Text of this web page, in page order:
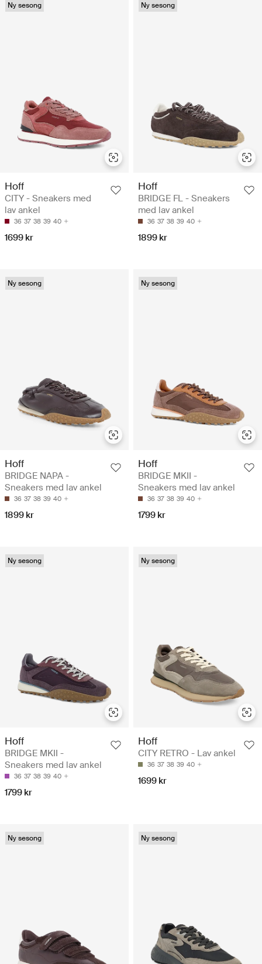
Ny sesong
Hoff
CITY - Sneakers med
lav ankel
36 37 38 39 40
1699 kr
Ny sesong
Hoff
BRIDGE FL - Sneakers
med lav ankel
36 37 38 39 40
1899 kr
Ny sesong
Hoff
BRIDGE NAPA -
Sneakers med lav ankel
36 37 38 39 40
1899 kr
Ny sesong
Hoff
BRIDGE MKII -
Sneakers med lav ankel
36 37 38 39 40
1799 kr
Ny sesong
Hoff
BRIDGE MKII -
Sneakers med lav ankel
36 37 38 39 40
1799 kr
Ny sesong
Hoff
CITY RETRO - Lav ankel
36 37 38 39 40
1699 kr
Ny sesong Ny sesong